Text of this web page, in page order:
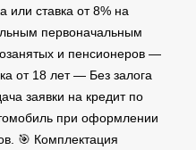
или ставка от 8% на
первоначальным
и пенсионеров —
от 18 лет — Без залога
заявки на кредит по
при оформлении
🎯 Комплектация